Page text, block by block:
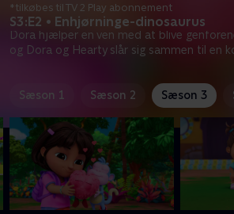
S3:E2 • Enhjørninge-dinosaurus
Dora hjælper en ven med at blive
og Dora og Hearty slår sig sammen til en
*tilkøbes til TV 2 Play abonnement
Sæson 1 Sæson 2 Sæson 3